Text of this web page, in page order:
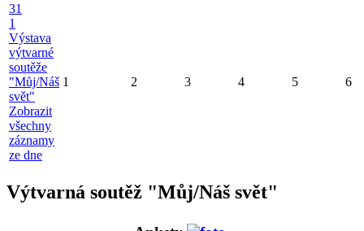
31
1
Výstava
výtvarné
soutěže
"Můj/Náš
svět"
Zobrazit
všechny
záznamy
ze dne
1 2 3 4 5 6
Výtvarná soutěž "Můj/Náš svět"